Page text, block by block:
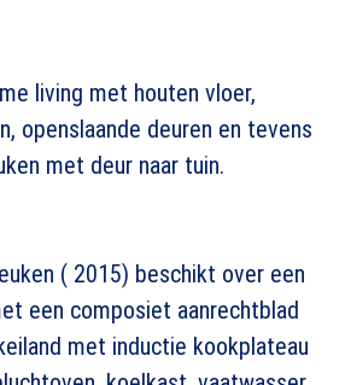
living met houten vloer,
openslaande deuren en tevens
met deur naar tuin.
( 2015) beschikt over een
een composiet aanrechtblad
met inductie kookplateau